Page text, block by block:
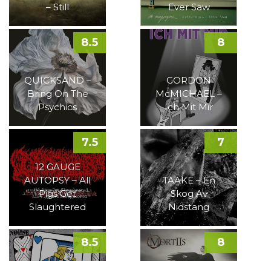
– Still
Ever Saw
QUICKSAND –
Bring On The
Psychics
8.5
GORDON
McMICHAEL –
Ich Mit Mir
8
12 GAUGE
AUTOPSY – All
Pigs Get
Slaughtered
7.5
TAAKE – En
Skog Av
Nidstang
7
8.5 8